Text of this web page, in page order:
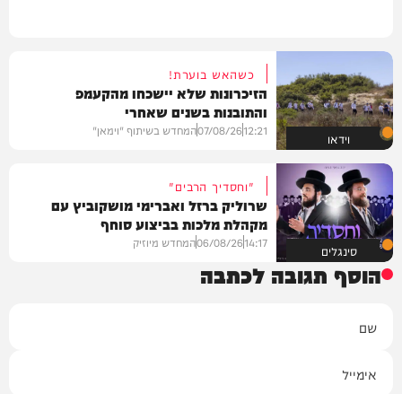
וידאו
כשהאש בוערת!
הזיכרונות שלא יישכחו מהקעמפ
והתובנות בשנים שאחרי
12:21
07/08/26המחדש בשיתוף "וימאן"
סינגלים
"וחסדיך הרבים"
שרוליק ברזל ואברימי מושקוביץ עם
מקהלת מלכות בביצוע סוחף
14:17
06/08/26המחדש מיוזיק
הוסף תגובה לכתבה